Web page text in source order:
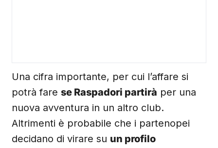
Una cifra importante, per cui l’affare si
potrà fare se Raspadori partirà per una
nuova avventura in un altro club.
Altrimenti è probabile che i partenopei
decidano di virare su un profilo